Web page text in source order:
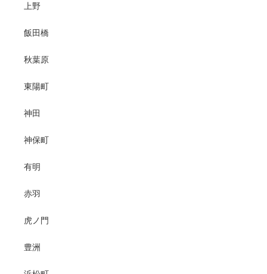
上野
飯田橋
秋葉原
東陽町
神田
神保町
有明
赤羽
虎ノ門
豊洲